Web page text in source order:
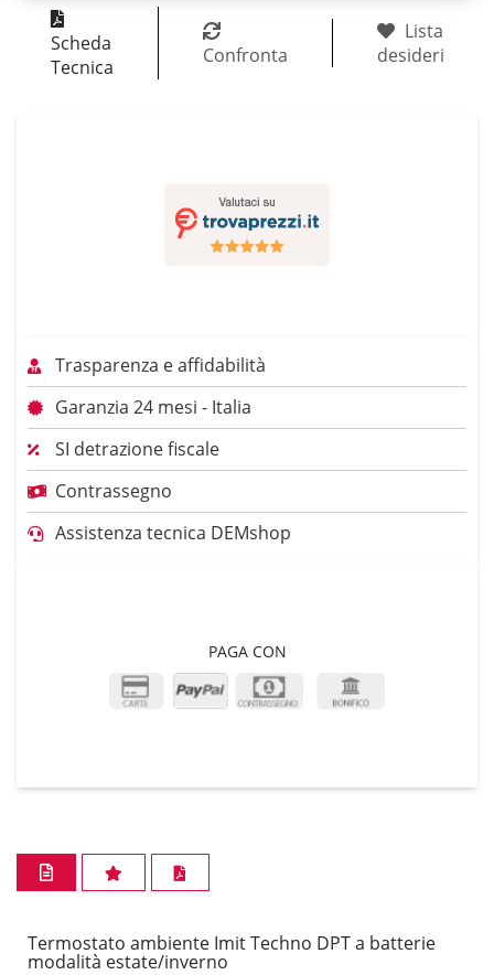
Scheda
Tecnica
Confronta
Lista
desideri
Trasparenza e affidabilità
Garanzia 24 mesi - Italia
SI detrazione fiscale
Contrassegno
Assistenza tecnica DEMshop
PAGA CON
Termostato ambiente Imit Techno DPT a batterie
modalità estate/inverno